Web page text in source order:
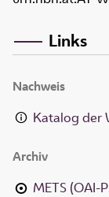
Links
Nachweis
Katalog der
Archiv
METS (OAI-